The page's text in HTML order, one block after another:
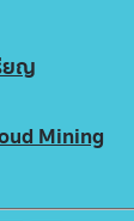
ยญ
Mining